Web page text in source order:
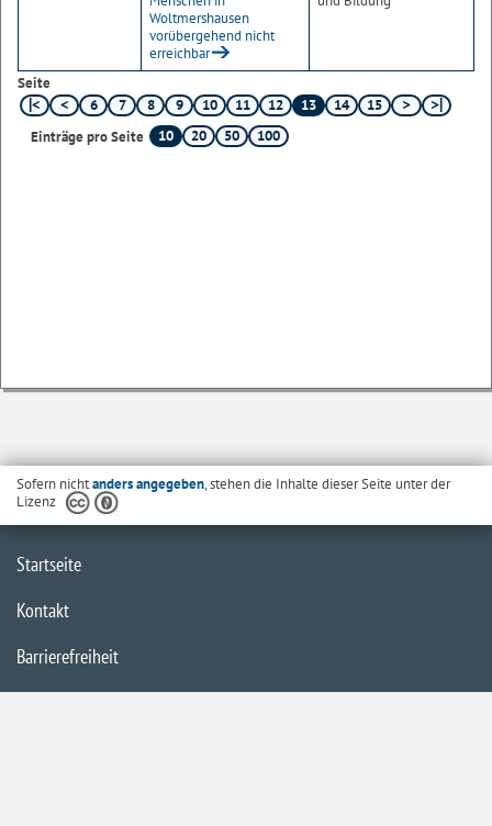
Woltmershausen
vorübergehend nicht
erreichbar
Seite
6
7 8 9 10 11 12 13 14
15
Einträge pro Seite
10 20 50 100
Sofern nichtanders angegeben, stehen die Inhalte dieser Seite unter der
Lizenz
Startseite
Kontakt
Barrierefreiheit